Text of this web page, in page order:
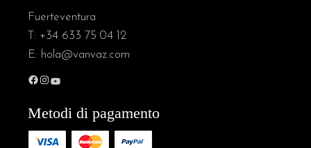
Fuerteventura
T: +34 633 75 04 12
E: hola@vanvaz.com
Metodi di pagamento